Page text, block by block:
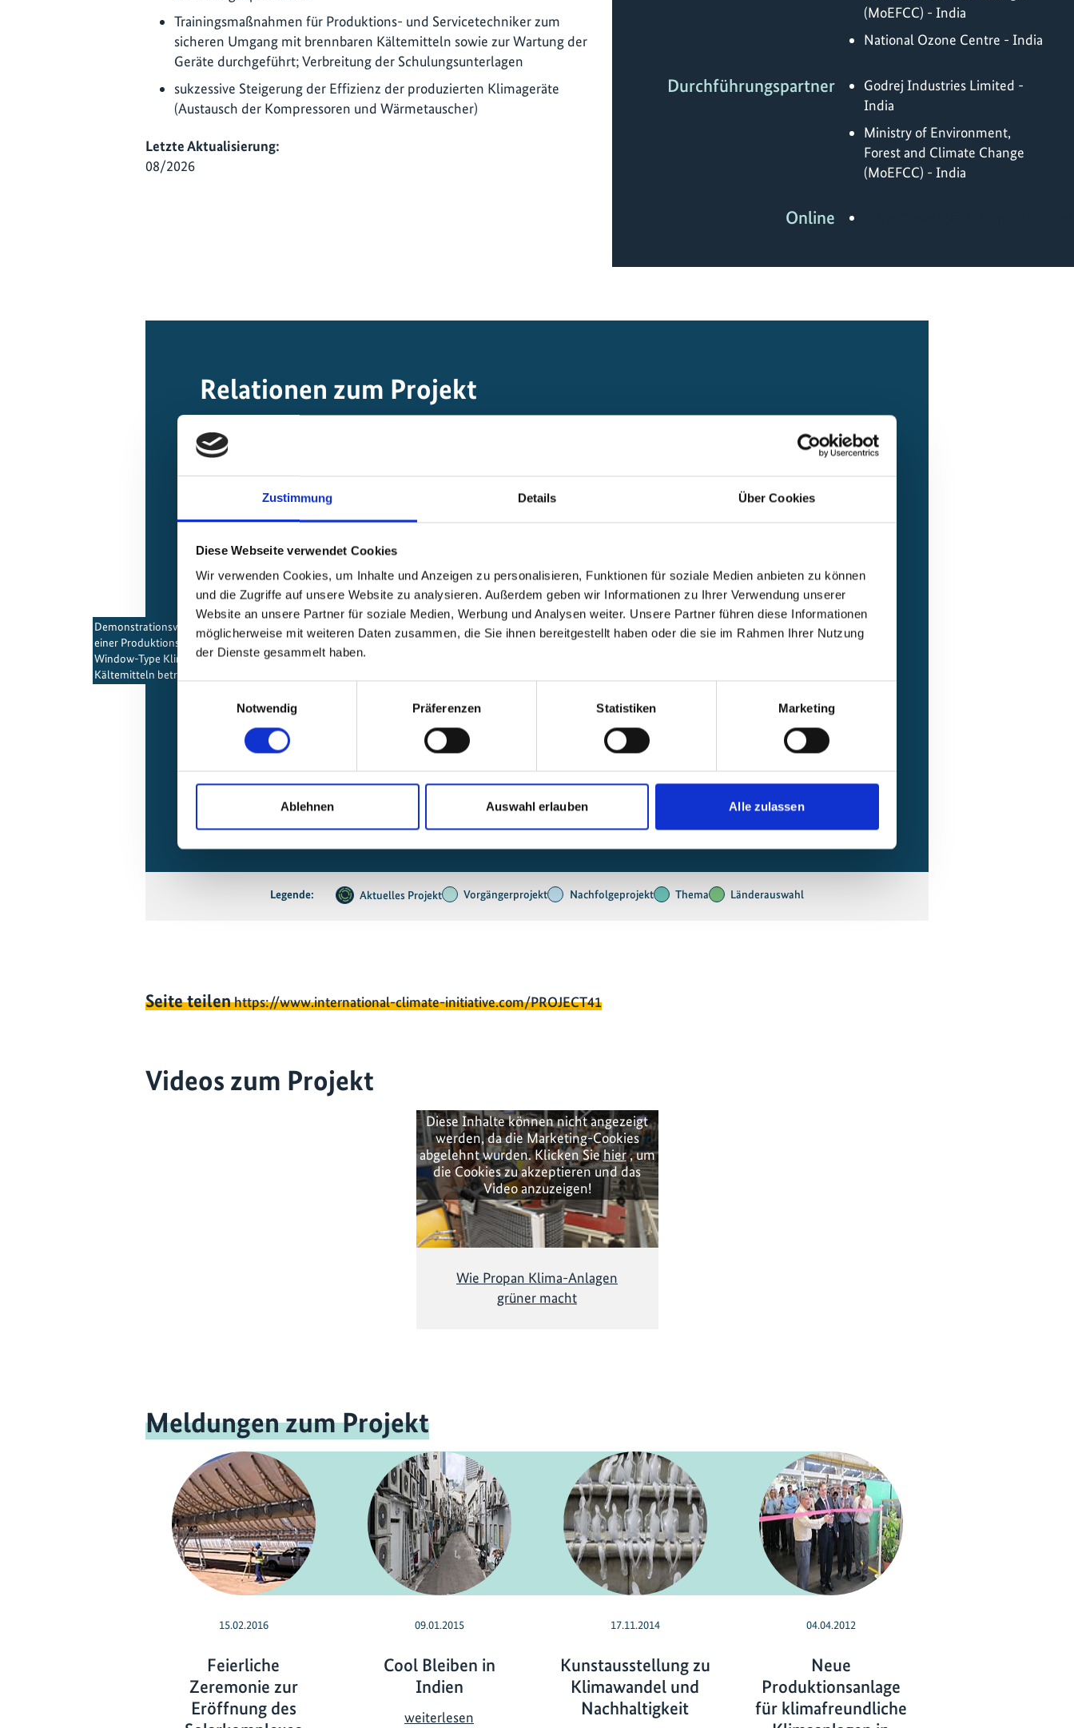
Zustimmung Details Über Cookies
Diese Webseite verwendet Cookies
Wir verwenden Cookies, um Inhalte und Anzeigen zu personalisieren, Funktionen für soziale Medien anbieten zu können
und die Zugriffe auf unsere Website zu analysieren. Außerdem geben wir Informationen zu Ihrer Verwendung unserer
Website an unsere Partner für soziale Medien, Werbung und Analysen weiter. Unsere Partner führen diese Informationen
möglicherweise mit weiteren Daten zusammen, die Sie ihnen bereitgestellt haben oder die sie im Rahmen Ihrer Nutzung
der Dienste gesammelt haben.
Notwendig
Präferenzen Statistiken Marketing
Ablehnen Auswahl erlauben Alle zulassen
(MoEFCC) - India
National Ozone Centre - India
Durchführungspartner
Godrej Industries Limited -
India
Ministry of Environment,
Forest and Climate Change
(MoEFCC) - India
Online
Trainingsmaßnahmen für Produktions- und Servicetechniker zum
sicheren Umgang mit brennbaren Kältemitteln sowie zur Wartung der
Geräte durchgeführt; Verbreitung der Schulungsunterlagen
sukzessive Steigerung der Effizienz der produzierten Klimageräte
(Austausch der Kompressoren und Wärmetauscher)
Letzte Aktualisierung:
08/2026
Relationen zum Projekt
Demonstrationsvorhaben in Indien zur Umrüstung
einer Produktionsanlage auf die Herstellung von
Window-Type Klimageräten, die mit natürlichen
Kältemitteln betrieben werden
Legende: Aktuelles Projekt Vorgängerprojekt Nachfolgeprojekt Thema Länderauswahl
Seite teilenhttps://www.international-climate-initiative.com/PROJECT41
Videos zum Projekt
Diese Inhalte können nicht angezeigt
werden, da die Marketing-Cookies
abgelehnt wurden. Klicken Siehier, um
die Cookies zu akzeptieren und das
Video anzuzeigen!
Wie Propan Klima-Anlagen
grüner macht
Meldungen zum Projekt
15.02.2016
Feierliche
Zeremonie zur
Eröffnung des
09.01.2015
Cool Bleiben in
Indien
weiterlesen
17.11.2014
Kunstausstellung zu
Klimawandel und
Nachhaltigkeit
04.04.2012
Neue
Produktionsanlage
für klimafreundliche